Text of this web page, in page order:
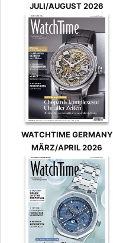
JULI/AUGUST 2026
WATCHTIME GERMANY
MÄRZ/APRIL 2026